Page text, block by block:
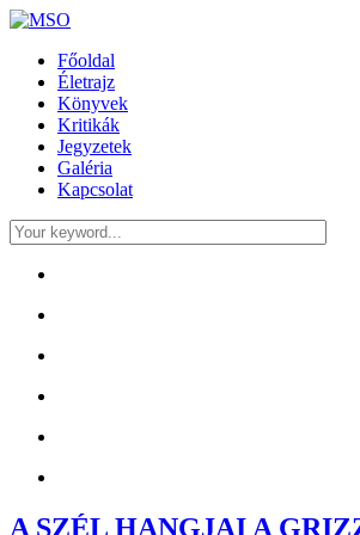
Főoldal
Életrajz
Könyvek
Kritikák
Jegyzetek
Galéria
Kapcsolat
A SZÉL HANGJAI A